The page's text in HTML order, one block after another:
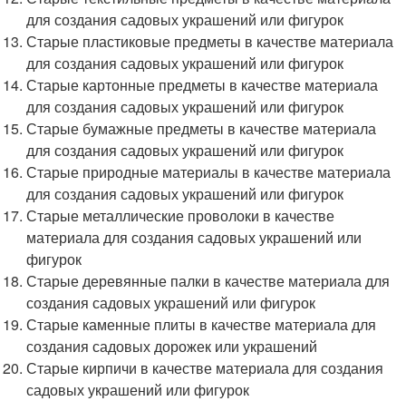
для создания садовых украшений или фигурок
Старые пластиковые предметы в качестве материала
для создания садовых украшений или фигурок
Старые картонные предметы в качестве материала
для создания садовых украшений или фигурок
Старые бумажные предметы в качестве материала
для создания садовых украшений или фигурок
Старые природные материалы в качестве материала
для создания садовых украшений или фигурок
Старые металлические проволоки в качестве
материала для создания садовых украшений или
фигурок
Старые деревянные палки в качестве материала для
создания садовых украшений или фигурок
Старые каменные плиты в качестве материала для
создания садовых дорожек или украшений
Старые кирпичи в качестве материала для создания
садовых украшений или фигурок